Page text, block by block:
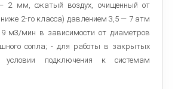
2 мм, сжатый воздух, очищенный от
2-го класса) давлением 3,5 — 7 атм
м3/мин в зависимости от диаметров
сопла; - для работы в закрытых
условии подключения к системам